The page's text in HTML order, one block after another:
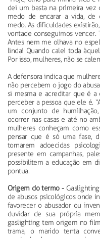
dei um basta na primeira vez
medo de encarar a vida, de
medo. As dificuldades
vontade conseguimos vencer.
Antes nem me olhava no
linda! Quando calei toda
Por isso, mulheres, não se
A defensora indica que
não percebem o jogo do
si mesma e acreditar que é
perceber a pessoa que ele é.
um conjunto de
ocorrer nas casas e até no
mulheres conheçam como
pensar que é só uma fase,
tornarem adoecidas
presente em campanhas,
possibilitem a educação em
pontua.
Origem do termo -
de abusos psicológicos onde
favorecer o abusador ou
duvidar de sua própria
gaslighting tem origem no
trama, o marido tenta